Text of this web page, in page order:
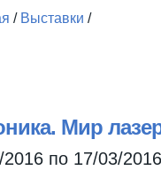
/ Выставки /
Мир
2016 по 17/03/2016